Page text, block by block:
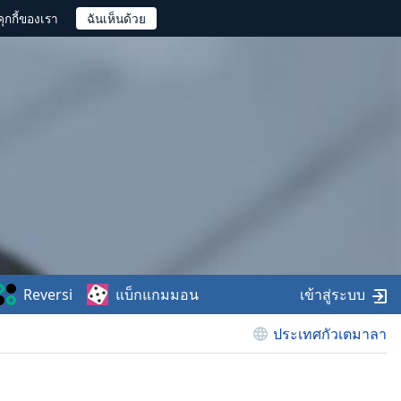
กี้ของเรา
ประเทศกัวเตมาลา
Reversi แบ็กแกมมอน เข้าสู่ระบบ